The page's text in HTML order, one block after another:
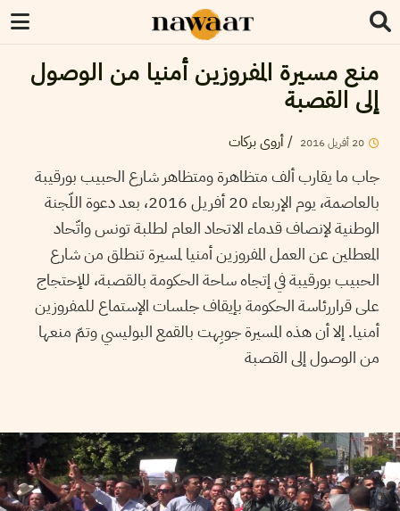
منع مسيرة المفروزين أمنيا من الوصول
إلى القصبة
20 أفريل2016
/أروى بركات
جاب ما يقارب ألف متظاهرة ومتظاهر شارع الحبيب بورقيبة
بالعاصمة، يوم الإربعاء 20 أفريل 2016، بعد دعوة اللّجنة
الوطنية لإنصاف قدماء الاتحاد العام لطلبة تونس واتّحاد
المعطلين عن العمل المفروزين أمنيا لمسيرة تنطلق من شارع
الحبيب بورقيبة في إتجاه ساحة الحكومة بالقصبة، للإحتجاج
على قراررئاسة الحكومة بإيقاف جلسات الإستماع للمفروزين
أمنيا. إلا أن هذه المسيرة جوبِهت بالقمع البوليسي وتمّ منعها
من الوصول إلى القصبة